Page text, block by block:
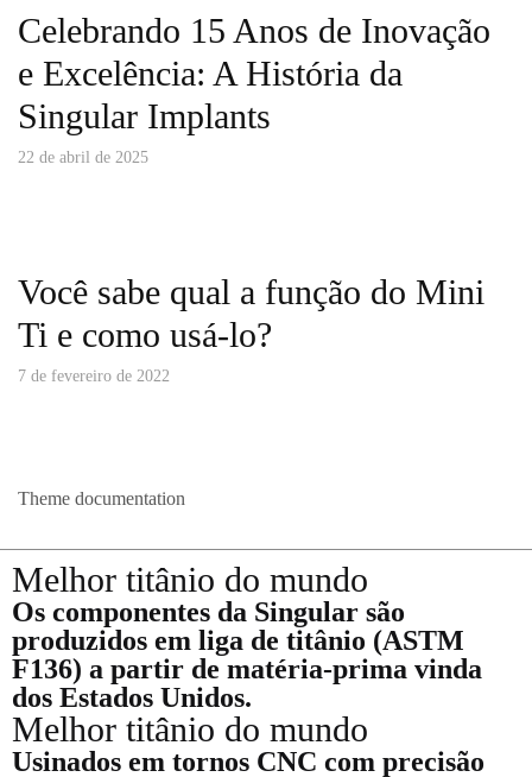
Celebrando 15 Anos de Inovação
e Excelência: A História da
Singular Implants
22 de abril de 2025
Você sabe qual a função do Mini
Ti e como usá-lo?
7 de fevereiro de 2022
Theme documentation
Melhor titânio do mundo
Os componentes da Singular são
produzidos em liga de titânio (ASTM
F136) a partir de matéria-prima vinda
dos Estados Unidos.
Melhor titânio do mundo
Usinados em tornos CNC com precisão